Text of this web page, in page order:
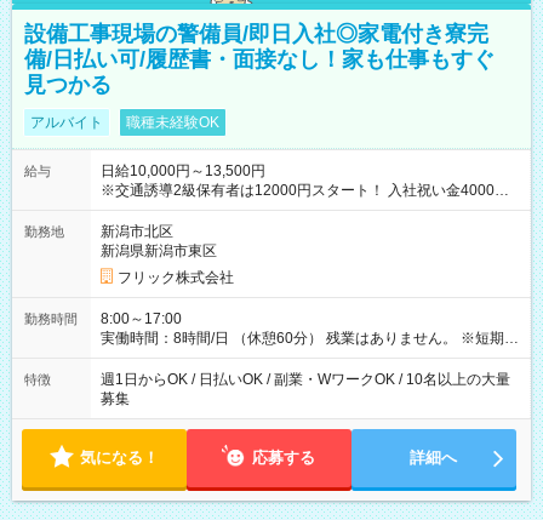
設備工事現場の警備員/即日入社◎家電付き寮完
備/日払い可/履歴書・面接なし！家も仕事もすぐ
見つかる
アルバイト 職種未経験OK
給与
日給10,000円～13,500円
※交通誘導2級保有者は12000円スタート！ 入社祝い金4000円
【試用期間】試用期間なし
勤務地
新潟市北区
新潟県新潟市東区
フリック株式会社
勤務時間
8:00～17:00
実働時間：8時間/日 （休憩60分） 残業はありません。 ※短期の
募集は行っておりません。予めご了承くださいませ。
特徴
週1日からOK / 日払いOK / 副業・WワークOK / 10名以上の大量
募集
気になる！ 応募する 詳細へ